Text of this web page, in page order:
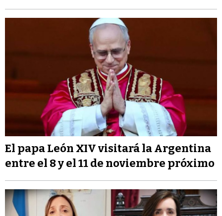
El papa León XIV visitará la Argentina
entre el 8 y el 11 de noviembre próximo